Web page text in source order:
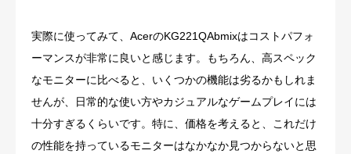
実際に使ってみて、AcerのKG221QAbmixはコストパフォ
ーマンスが非常に良いと感じます。もちろん、高スペック
なモニターに比べると、いくつかの機能は劣るかもしれま
せんが、日常的な使い方やカジュアルなゲームプレイには
十分すぎるくらいです。特に、価格を考えると、これだけ
の性能を持っているモニターはなかなか見つからないと思